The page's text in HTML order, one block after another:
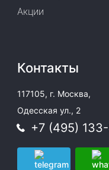
Акции
Контакты
117105, г. Москва,
Одесская ул., 2
+7 (495)